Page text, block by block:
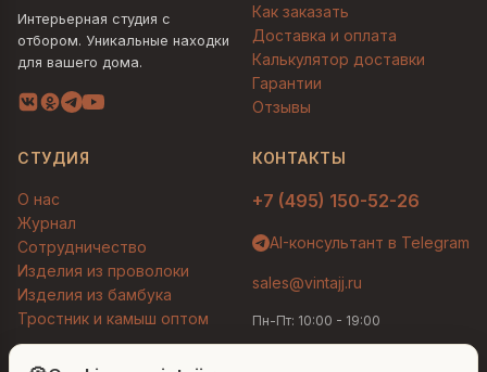
Интерьерная студия с
отбором. Уникальные находки
для вашего дома.
Как заказать
Доставка и оплата
Калькулятор доставки
Гарантии
Отзывы
СТУДИЯ
О нас
Журнал
Сотрудничество
Изделия из проволоки
Изделия из бамбука
Тростник и камыш оптом
КОНТАКТЫ
+7 (495) 150-52-26
AI-консультант в Telegram
sales@vintajj.ru
Пн-Пт: 10:00 - 19:00
Людмила